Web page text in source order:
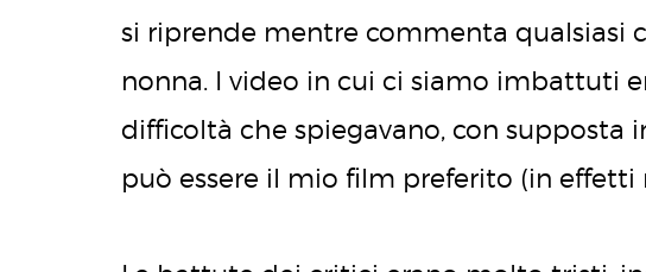
si riprende mentre commenta qualsiasi
nonna. I video in cui ci siamo imbattuti
difficoltà che spiegavano, con supposta
può essere il mio film preferito (in effetti